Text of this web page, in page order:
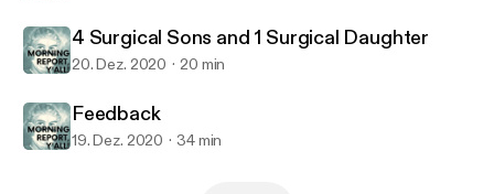
4 Surgical Sons and 1 Surgical Daughter
20. Dez. 2020 20 min
Feedback
19. Dez. 2020 34 min